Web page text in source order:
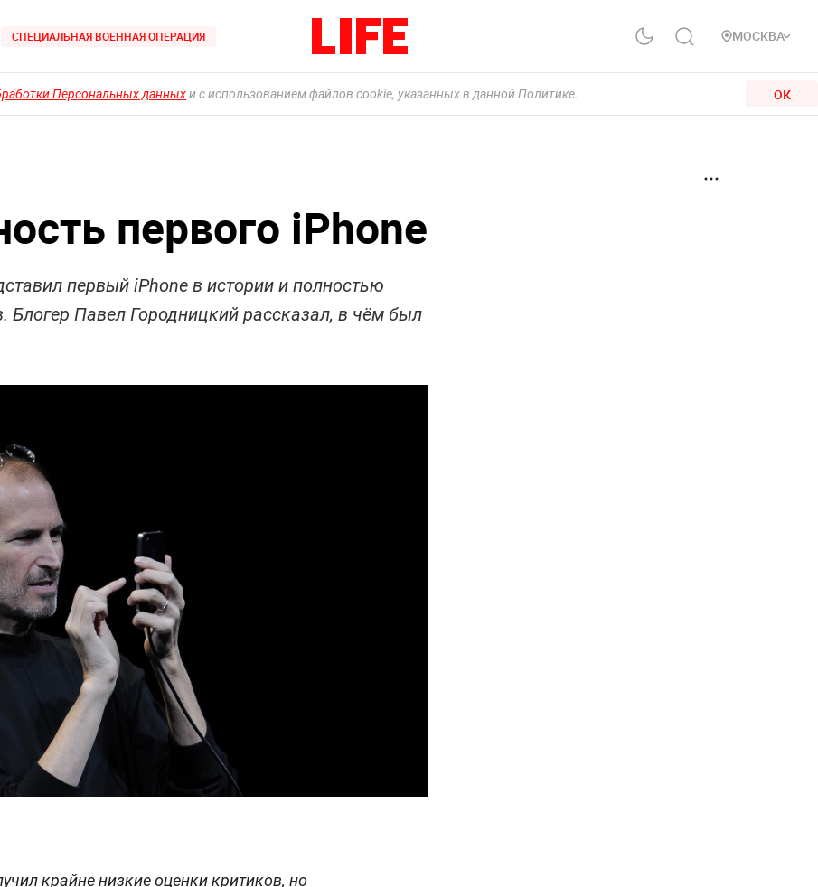
СПЕЦИАЛЬНАЯ ВОЕННАЯ ОПЕРАЦИЯ МОСКВА
Персональных данныхи с использованием файлов cookie, указанных в данной Политике. ОК
первого iPhone
первый iPhone в истории и полностью
Павел Городницкий рассказал, в чём был
крайне низкие оценки критиков, но